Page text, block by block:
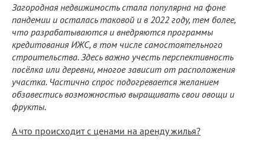
Загородная недвижимость стала популярна на фоне
пандемии и осталась таковой и в 2022 году, тем более,
что разрабатываются и внедряются программы
кредитования ИЖС, в том числе самостоятельного
строительства. Здесь важно учесть перспективность
посёлка или деревни, многое зависит от расположения
участка. Частично спрос подогревается желанием
обзавестись возможностью выращивать свои овощи и
фрукты.
А что происходит с ценами на аренду жилья?